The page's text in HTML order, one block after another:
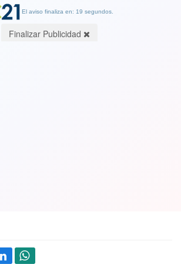
El aviso finaliza en: 19 segundos.
Finalizar Publicidad